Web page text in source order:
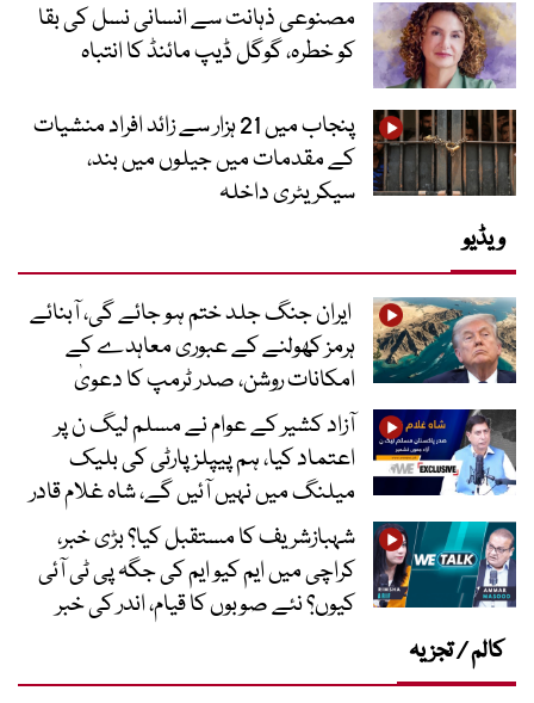
مصنوعی ذہانت سے انسانی نسل کی بقا
کو خطرہ، گوگل ڈیپ مائنڈ کا انتباہ
پنجاب میں 21 ہزار سے زائد افراد منشیات
کے مقدمات میں جیلوں میں بند،
سیکریٹری داخلہ
ویڈیو
ایران جنگ جلد ختم ہو جائے گی، آبنائے
ہرمز کھولنے کے عبوری معاہدے کے
امکانات روشن، صدر ٹرمپ کا دعویٰ
آزاد کشیر کے عوام نے مسلم لیگ ن پر
اعتماد کیا، ہم پیپلز پارٹی کی بلیک
میلنگ میں نہیں آئیں گے، شاہ غلام قادر
شہبازشریف کا مستقبل کیا؟ بڑی خبر،
کراچی میں ایم کیو ایم کی جگہ پی ٹی آئی
کیوں؟ نئے صوبوں کا قیام، اندر کی خبر
کالم / تجزیہ